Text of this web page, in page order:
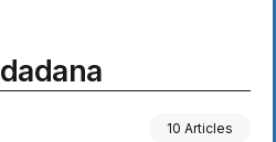
10 Articles